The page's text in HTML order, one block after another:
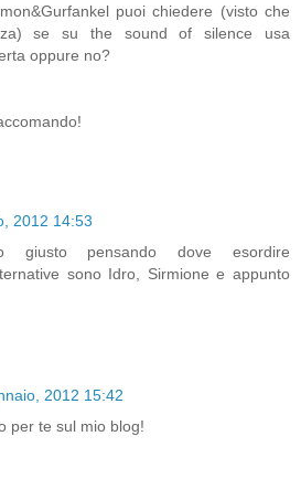
puoi chiedere (visto che
se su the sound of silence usa
oppure no?
2012 14:53
giusto pensando dove esordire
sono Idro, Sirmione e appunto
2012 15:42
per te sul mio blog!